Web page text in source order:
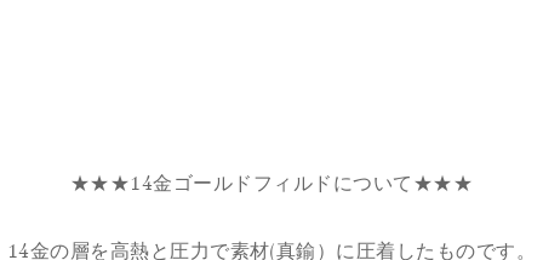
★★★14金ゴールドフィルドについて★★★
14金の層を高熱と圧力で素材(真鍮）に圧着したものです。